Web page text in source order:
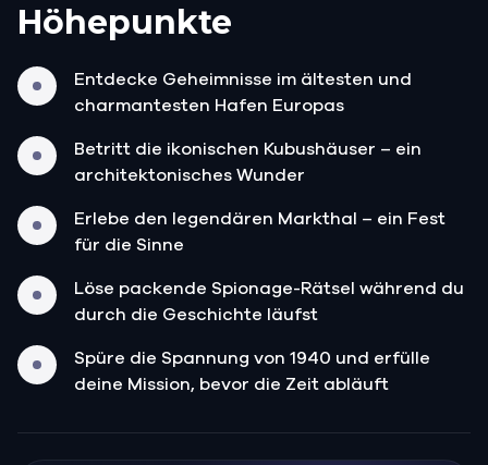
Höhepunkte
Entdecke Geheimnisse im ältesten und
charmantesten Hafen Europas
Betritt die ikonischen Kubushäuser – ein
architektonisches Wunder
Erlebe den legendären Markthal – ein Fest
für die Sinne
Löse packende Spionage-Rätsel während du
durch die Geschichte läufst
Spüre die Spannung von 1940 und erfülle
deine Mission, bevor die Zeit abläuft